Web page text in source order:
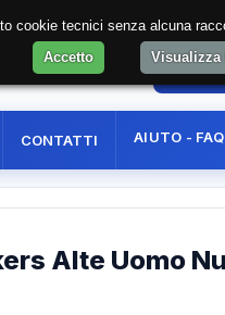
AREA
CONTATTI AIUTO - FAQ
Alte Uomo
tecnici senza alcuna
Accetto
Visualizza